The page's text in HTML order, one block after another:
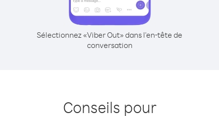
Sélectionnez «Viber Out» dans l'en-tête de
conversation
Conseils pour